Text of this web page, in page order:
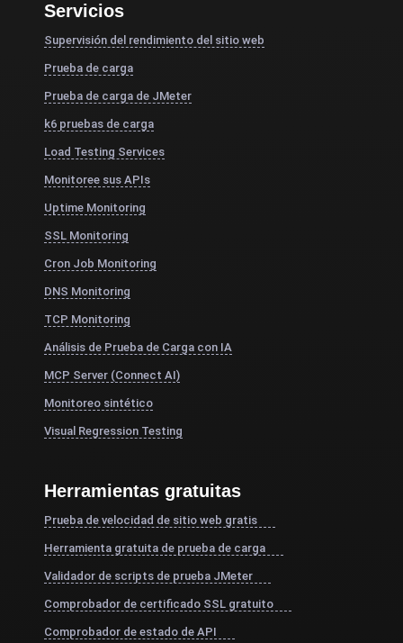
Servicios
Supervisión del rendimiento del sitio web
Prueba de carga
Prueba de carga de JMeter
k6 pruebas de carga
Load Testing Services
Monitoree sus APIs
Uptime Monitoring
SSL Monitoring
Cron Job Monitoring
DNS Monitoring
TCP Monitoring
Análisis de Prueba de Carga con IA
MCP Server (Connect AI)
Monitoreo sintético
Visual Regression Testing
Herramientas gratuitas
Prueba de velocidad de sitio web gratis
Herramienta gratuita de prueba de carga
Validador de scripts de prueba JMeter
Comprobador de certificado SSL gratuito
Comprobador de estado de API